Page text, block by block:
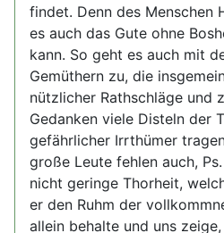
findet. Denn des Menschen
es auch das Gute ohne
kann. So geht es auch mit
Gemüthern zu, die
nützlicher Rathschläge und
Gedanken viele Disteln der
gefährlicher Irrthümer
große Leute fehlen auch,
nicht geringe Thorheit,
er den Ruhm der
allein behalte und uns